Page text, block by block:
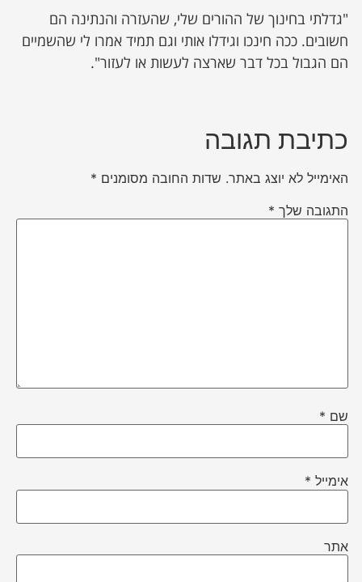
"גדלתי בחינוך של ההורים שלי, שהעזרה והנתינה הם
חשובים. ככה חינכו וגידלו אותי וגם תמיד אמרו לי שהשמיים
הם הגבול בכל דבר שארצה לעשות או לעזור".
כתיבת תגובה
האימייל לא יוצג באתר. שדות החובה מסומנים *
התגובה שלך *
שם *
אימייל *
אתר